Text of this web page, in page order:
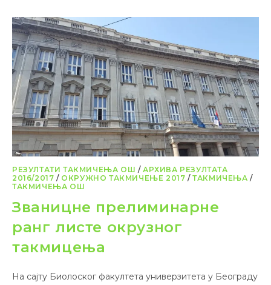
РЕЗУЛТАТИ ТАКМИЧЕЊА ОШ /АРХИВА РЕЗУЛТАТА
2016/2017 / ОКРУЖНО ТАКМИЧЕЊЕ 2017 /ТАКМИЧЕЊА /
ТАКМИЧЕЊА ОШ
Званицне прелиминарне
ранг листе окрузног
такмицења
На сајту Биолоског факултета универзитета у Београду